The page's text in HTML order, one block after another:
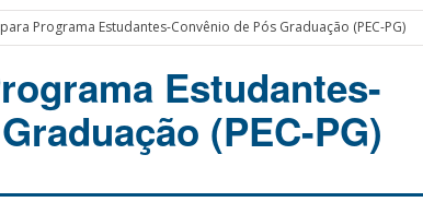
Programa Estudantes-Convênio de Pós Graduação (PEC-PG)
Estudantes-
(PEC-PG)